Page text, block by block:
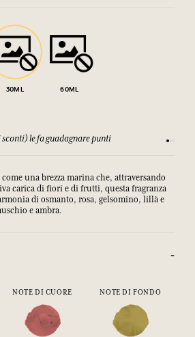
30ML 60ML
le fa guadagnare punti
una brezza marina che, attraversando
carica di fiori e di frutti, questa fragranza
di osmanto, rosa, gelsomino, lillà e
e ambra.
NOTE DI CUORE NOTE DI FONDO